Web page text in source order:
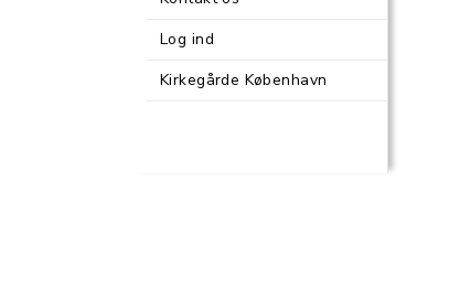
Log ind
Kirkegårde København